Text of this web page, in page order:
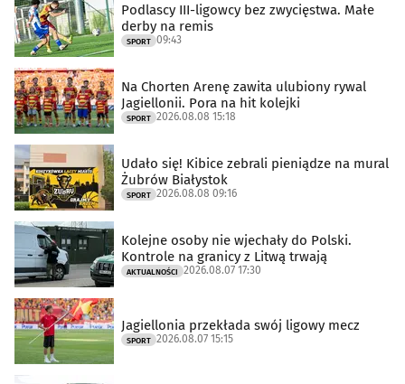
Podlascy III-ligowcy bez zwycięstwa. Małe
derby na remis
SPORT 09:43
Na Chorten Arenę zawita ulubiony rywal
Jagiellonii. Pora na hit kolejki
SPORT 2026.08.08 15:18
Udało się! Kibice zebrali pieniądze na mural
Żubrów Białystok
SPORT 2026.08.08 09:16
Kolejne osoby nie wjechały do Polski.
Kontrole na granicy z Litwą trwają
AKTUALNOŚCI 2026.08.07 17:30
Jagiellonia przekłada swój ligowy mecz
SPORT 2026.08.07 15:15